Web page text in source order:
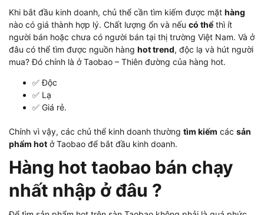
Khi bắt đầu kinh doanh, chủ thể cần tìm kiếm được mặt hàng
nào có giá thành hợp lý. Chất lượng ổn và nếu có thể thì ít
người bán hoặc chưa có người bán tại thị trường Việt Nam. Và ở
đâu có thể tìm được nguồn hàng hot trend, độc lạ và hút người
mua? Đó chính là ở Taobao – Thiên đường của hàng hot.
✅ Độc
✅ Lạ
✅ Giá rẻ.
Chính vì vậy, các chủ thể kinh doanh thường tìm kiếm các sản
phẩm hot ở Taobao để bắt đầu kinh doanh.
Hàng hot taobao bán chạy
nhất nhập ở đâu ?